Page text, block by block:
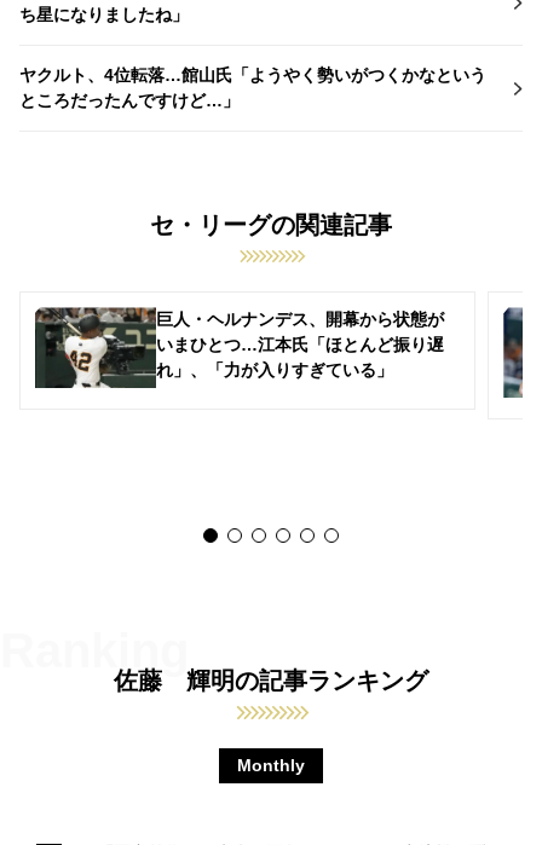
ち星になりましたね」
ヤクルト、4位転落…館山氏「ようやく勢いがつくかなという
ところだったんですけど…」
セ・リーグの関連記事
巨人・ヘルナンデス、開幕から状態が
いまひとつ…江本氏「ほとんど振り遅
れ」、「力が入りすぎている」
佐藤 輝明の記事ランキング
Monthly